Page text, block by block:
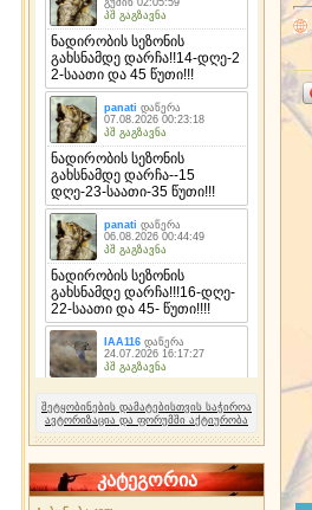
შეტყობინების დამატებისთვის საჭიროა
ავტორიზაცია და ფორუმში აქტიურობა
კატეგორია